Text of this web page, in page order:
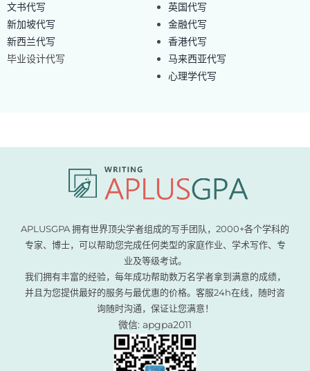
文书代写
新加坡代写
新西兰代写
毕业设计代写
英国代写
金融代写
香港代写
马来西亚代写
心理学代写
APLUSGPA 拥有世界顶尖学者组成的写手团队，2000+各个学科的
专家、博士，可以帮助您完成任何类型的家庭作业、学术写作、专
业及等级考试。
我们拥有丰富的经验，每年成功帮助数万名学者拿到满意的成绩，
并且为您提供最好的服务与最优惠的价格。客服24h在线，随时咨
询随时沟通，保证让您满意！
微信: apgpa2011